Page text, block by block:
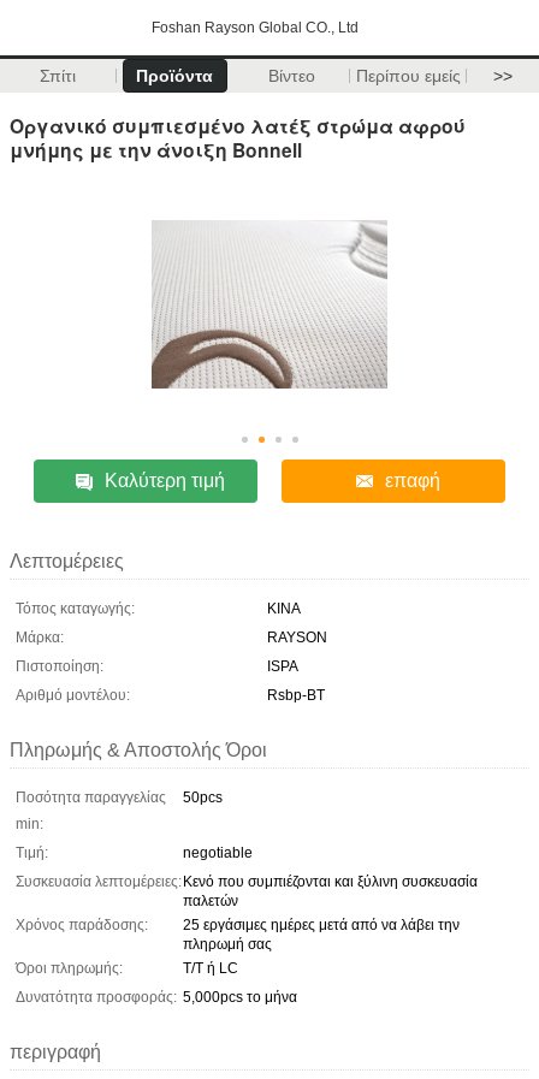
Foshan Rayson Global CO., Ltd
Σπίτι Προϊόντα Βίντεο Περίπου εμείς >>
Οργανικό συμπιεσμένο λατέξ στρώμα αφρού
μνήμης με την άνοιξη Bonnell
Καλύτερη τιμή επαφή
Λεπτομέρειες
Τόπος καταγωγής:
ΚΙΝΑ
Μάρκα:
RAYSON
Πιστοποίηση:
ISPA
Αριθμό μοντέλου:
Rsbp-BT
Πληρωμής & Αποστολής Όροι
Ποσότητα παραγγελίας
min:
50pcs
Τιμή:
negotiable
Συσκευασία λεπτομέρειες:Κενό που συμπιέζονται και ξύλινη συσκευασία
παλετών
Χρόνος παράδοσης:
25 εργάσιμες ημέρες μετά από να λάβει την
πληρωμή σας
Όροι πληρωμής:
T/T ή LC
Δυνατότητα προσφοράς: 5,000pcs το μήνα
περιγραφή